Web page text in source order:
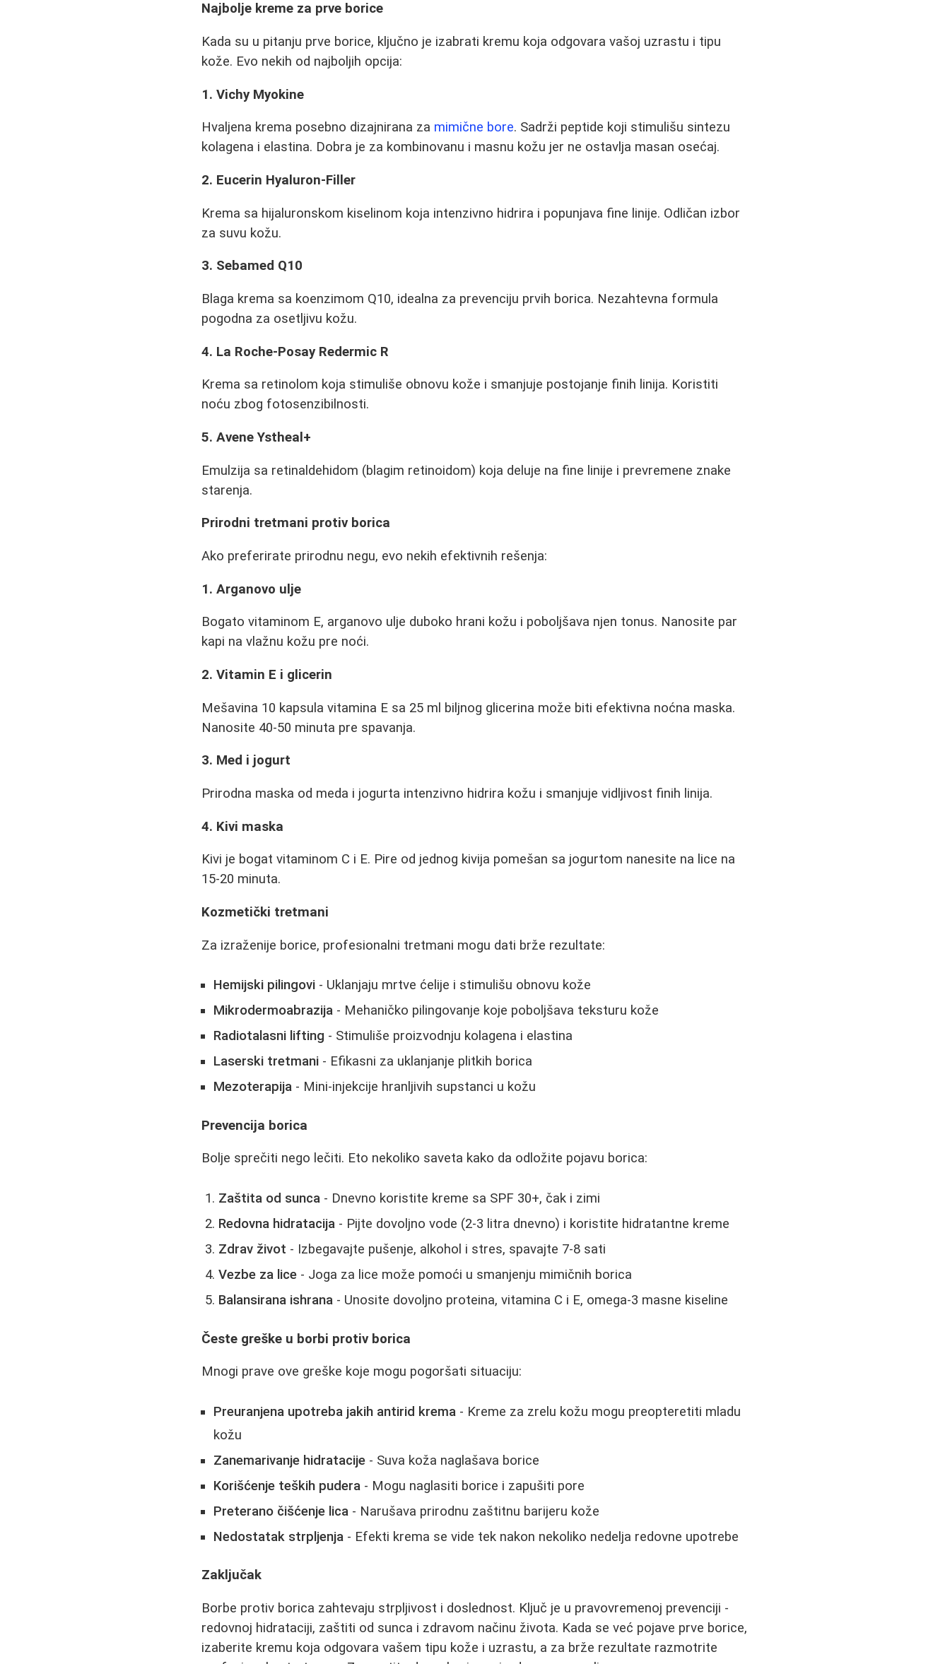
Najbolje kreme za prve borice
Kada su u pitanju prve borice, ključno je izabrati kremu koja odgovara vašoj uzrastu i tipu
kože. Evo nekih od najboljih opcija:
1. Vichy Myokine
Hvaljena krema posebno dizajnirana za mimične bore. Sadrži peptide koji stimulišu sintezu
kolagena i elastina. Dobra je za kombinovanu i masnu kožu jer ne ostavlja masan osećaj.
2. Eucerin Hyaluron-Filler
Krema sa hijaluronskom kiselinom koja intenzivno hidrira i popunjava fine linije. Odličan izbor
za suvu kožu.
3. Sebamed Q10
Blaga krema sa koenzimom Q10, idealna za prevenciju prvih borica. Nezahtevna formula
pogodna za osetljivu kožu.
4. La Roche-Posay Redermic R
Krema sa retinolom koja stimuliše obnovu kože i smanjuje postojanje finih linija. Koristiti
noću zbog fotosenzibilnosti.
5. Avene Ystheal+
Emulzija sa retinaldehidom (blagim retinoidom) koja deluje na fine linije i prevremene znake
starenja.
Prirodni tretmani protiv borica
Ako preferirate prirodnu negu, evo nekih efektivnih rešenja:
1. Arganovo ulje
Bogato vitaminom E, arganovo ulje duboko hrani kožu i poboljšava njen tonus. Nanosite par
kapi na vlažnu kožu pre noći.
2. Vitamin E i glicerin
Mešavina 10 kapsula vitamina E sa 25 ml biljnog glicerina može biti efektivna noćna maska.
Nanosite 40-50 minuta pre spavanja.
3. Med i jogurt
Prirodna maska od meda i jogurta intenzivno hidrira kožu i smanjuje vidljivost finih linija.
4. Kivi maska
Kivi je bogat vitaminom C i E. Pire od jednog kivija pomešan sa jogurtom nanesite na lice na
15-20 minuta.
Kozmetički tretmani
Za izraženije borice, profesionalni tretmani mogu dati brže rezultate:
Hemijski pilingovi - Uklanjaju mrtve ćelije i stimulišu obnovu kože
Mikrodermoabrazija - Mehaničko pilingovanje koje poboljšava teksturu kože
Radiotalasni lifting - Stimuliše proizvodnju kolagena i elastina
Laserski tretmani - Efikasni za uklanjanje plitkih borica
Mezoterapija - Mini-injekcije hranljivih supstanci u kožu
Prevencija borica
Bolje sprečiti nego lečiti. Eto nekoliko saveta kako da odložite pojavu borica:
Zaštita od sunca - Dnevno koristite kreme sa SPF 30+, čak i zimi
Redovna hidratacija - Pijte dovoljno vode (2-3 litra dnevno) i koristite hidratantne kreme
Zdrav život - Izbegavajte pušenje, alkohol i stres, spavajte 7-8 sati
Vezbe za lice - Joga za lice može pomoći u smanjenju mimičnih borica
Balansirana ishrana - Unosite dovoljno proteina, vitamina C i E, omega-3 masne kiseline
Česte greške u borbi protiv borica
Mnogi prave ove greške koje mogu pogoršati situaciju:
Preuranjena upotreba jakih antirid krema - Kreme za zrelu kožu mogu preopteretiti mladu
kožu
Zanemarivanje hidratacije - Suva koža naglašava borice
Korišćenje teških pudera - Mogu naglasiti borice i zapušiti pore
Preterano čišćenje lica - Narušava prirodnu zaštitnu barijeru kože
Nedostatak strpljenja - Efekti krema se vide tek nakon nekoliko nedelja redovne upotrebe
Zaključak
Borbe protiv borica zahtevaju strpljivost i doslednost. Ključ je u pravovremenoj prevenciji -
redovnoj hidrataciji, zaštiti od sunca i zdravom načinu života. Kada se već pojave prve borice,
izaberite kremu koja odgovara vašem tipu kože i uzrastu, a za brže rezultate razmotrite